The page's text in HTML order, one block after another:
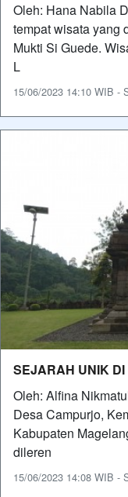
Oleh: Hana Nabila
tempat wisata yang
Mukti Si Guede.
L
15/06/2023 14:10 WIB -
SEJARAH UNIK
Oleh: Alfina
Desa Campurjo,
Kabupaten
dileren
15/06/2023 14:08 WIB -